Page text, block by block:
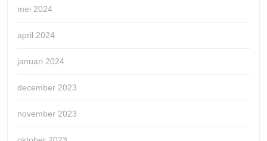
mei 2024
april 2024
januari 2024
december 2023
november 2023